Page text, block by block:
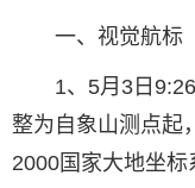
一、视觉航标
1、5月3日
整为自象山测点起
2000国家大地坐标